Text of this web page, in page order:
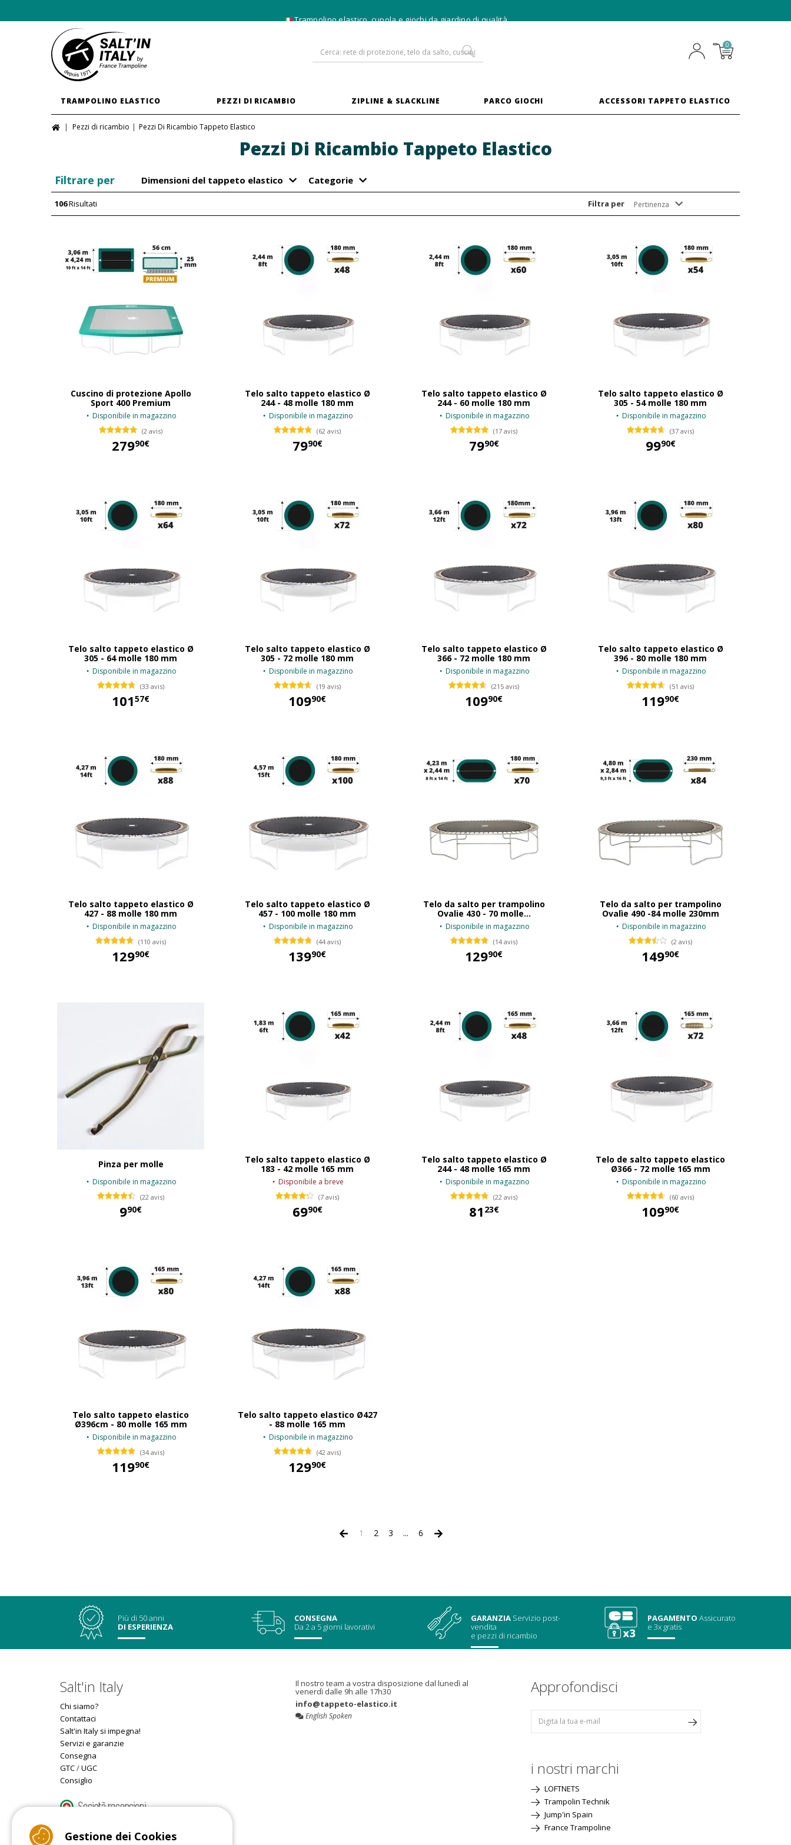
0
TRAMPOLINO ELASTICO PEZZI DI RICAMBIO ZIPLINE & SLACKLINE PARCO GIOCHI ACCESSORI TAPPETO ELASTICO
Pezzi di ricambio Pezzi Di Ricambio Tappeto Elastico
Pezzi Di Ricambio Tappeto Elastico
Filtrare per Dimensioni del tappeto elastico Categorie
106Risultati Filtra per Pertinenza
Cuscino di protezione Apollo
Sport 400 Premium
Disponibile in magazzino
(2 avis)
27990€
Telo salto tappeto elastico Ø
244 - 48 molle 180 mm
Disponibile in magazzino
(62 avis)
7990€
Telo salto tappeto elastico Ø
244 - 60 molle 180 mm
Disponibile in magazzino
(17 avis)
7990€
Telo salto tappeto elastico Ø
305 - 54 molle 180 mm
Disponibile in magazzino
(37 avis)
9990€
Telo salto tappeto elastico Ø
305 - 64 molle 180 mm
Disponibile in magazzino
(33 avis)
10157€
Telo salto tappeto elastico Ø
305 - 72 molle 180 mm
Disponibile in magazzino
(19 avis)
10990€
Telo salto tappeto elastico Ø
366 - 72 molle 180 mm
Disponibile in magazzino
(215 avis)
10990€
Telo salto tappeto elastico Ø
396 - 80 molle 180 mm
Disponibile in magazzino
(51 avis)
11990€
Telo salto tappeto elastico Ø
427 - 88 molle 180 mm
Disponibile in magazzino
(110 avis)
12990€
Telo salto tappeto elastico Ø
457 - 100 molle 180 mm
Disponibile in magazzino
(44 avis)
13990€
Telo da salto per trampolino
Ovalie 430 - 70 molle...
Disponibile in magazzino
(14 avis)
12990€
Telo da salto per trampolino
Ovalìe 490 -84 molle 230mm
Disponibile in magazzino
(2 avis)
14990€
Pinza per molle
Disponibile in magazzino
(22 avis)
990€
Telo salto tappeto elastico Ø
183 - 42 molle 165 mm
Disponibile a breve
(7 avis)
6990€
Telo salto tappeto elastico Ø
244 - 48 molle 165 mm
Disponibile in magazzino
(22 avis)
81 23€
Telo de salto tappeto elastico
Ø366 - 72 molle 165 mm
Disponibile in magazzino
(60 avis)
10990€
Telo salto tappeto elastico
Ø396cm - 80 molle 165 mm
Disponibile in magazzino
(34 avis)
11990€
Telo salto tappeto elastico Ø427
- 88 molle 165 mm
Disponibile in magazzino
(42 avis)
12990€
1 2 3 ... 6
Più di 50 anni
DI ESPERIENZA
CONSEGNA
Da 2 a 5 giorni lavorativi
GARANZIA Servizio post-
vendita
e pezzi di ricambio
PAGAMENTO Assicurato
e 3x gratis
Salt'in Italy
Chi siamo?
Contattaci
Salt'in Italy si impegna!
Servizi e garanzie
Consegna
GTC/UGC
Consiglio
9.4 /10 (22078 reviews)
Il nostro team a vostra disposizione dal lunedì al
venerdì dalle 9h alle 17h30
info@tappeto-elastico.it
English Spoken
Approfondisci
i nostri marchi
LOFTNETS
Trampolin Technik
Jump'in Spain
France Trampoline
Gestione dei Cookies